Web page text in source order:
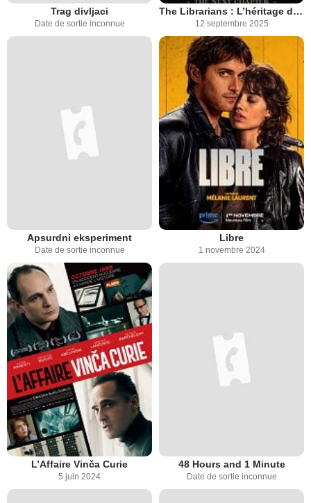
Trag divljaci
Date de sortie inconnue
The Librarians : L’héritage de Flynn Carson
12 septembre 2025
Apsurdni eksperiment
Date de sortie inconnue
Libre
1 novembre 2024
L’Affaire Vinča Curie
5 juin 2024
48 Hours and 1 Minute
Date de sortie inconnue